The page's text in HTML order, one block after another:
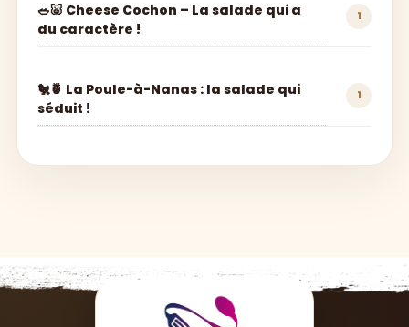
🥗🐷 Cheese Cochon – La salade qui a
du caractère !
1
🐔🍍 La Poule-à-Nanas : la salade qui
séduit !
1